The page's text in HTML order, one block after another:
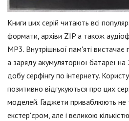
Книги цих серій читають всі
формати, архіви ZIP а також
МР3. Внутрішньої пам'яті вистачає
а заряду акумуляторної батареї на
добу серфінгу по інтернету.
позитивно відгукуються про цих
моделей. Гаджети приваблюють не
екстер'єром, але і великою